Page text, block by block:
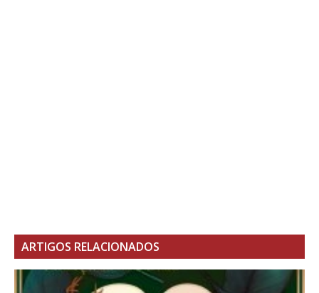
ARTIGOS RELACIONADOS